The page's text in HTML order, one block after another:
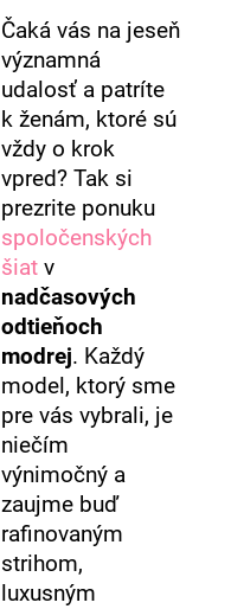
Čaká vás na jeseň
významná
udalosť a patríte
k ženám, ktoré sú
vždy o krok
vpred? Tak si
prezrite ponuku
spoločenských
šiat v
nadčasových
odtieňoch
modrej. Každý
model, ktorý sme
pre vás vybrali, je
niečím
výnimočný a
zaujme buď
rafinovaným
strihom,
luxusným